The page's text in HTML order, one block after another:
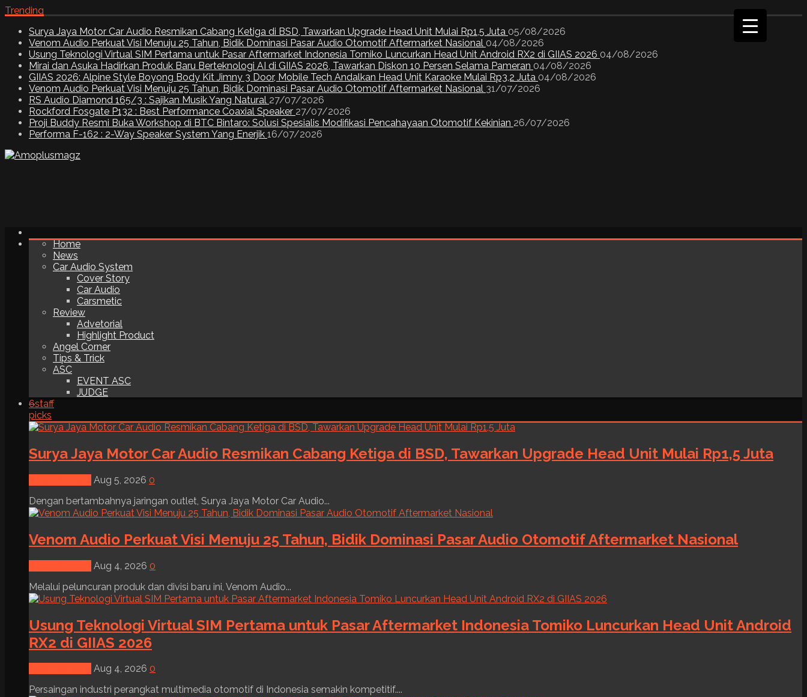
Trending
Surya Jaya Motor Car Audio Resmikan Cabang Ketiga di BSD, Tawarkan Upgrade Head Unit Mulai Rp1,5 Juta 05/08/2026
Venom Audio Perkuat Visi Menuju 25 Tahun, Bidik Dominasi Pasar Audio Otomotif Aftermarket Nasional 04/08/2026
Usung Teknologi Virtual SIM Pertama untuk Pasar Aftermarket Indonesia Tomiko Luncurkan Head Unit Android RX2 di GIIAS 2026 04/08/2026
Mirai dan Asuka Hadirkan Produk Baru Berteknologi AI di GIIAS 2026, Tawarkan Diskon 10 Persen Selama Pameran 04/08/2026
GIIAS 2026: Alpine Style Boyong Body Kit Jimny 3 Door, Mobile Tech Andalkan Head Unit Karaoke Mulai Rp3,2 Juta 04/08/2026
Venom Audio Perkuat Visi Menuju 25 Tahun, Bidik Dominasi Pasar Audio Otomotif Aftermarket Nasional 31/07/2026
RS Audio Diamond 165/3 : Sajikan Musik Yang Natural 27/07/2026
Rockford Fosgate P132 : Best Performance Coaxial Speaker 27/07/2026
Proji Buddy Resmi Buka Workshop di BTC Bintaro: Solusi Spesialis Modifikasi Pencahayaan Otomotif Kekinian 26/07/2026
Performa F-162 : 2-Way Speaker System Yang Enerjik 16/07/2026
Home
News
Car Audio System
Cover Story
Car Audio
Carsmetic
Review
Advetorial
Highlight Product
Angel Corner
Tips & Trick
ASC
EVENT ASC
JUDGE
6staff
picks
Surya Jaya Motor Car Audio Resmikan Cabang Ketiga di BSD, Tawarkan Upgrade Head Unit Mulai Rp1,5 Juta
Aug 5, 2026 0
Dengan bertambahnya jaringan outlet, Surya Jaya Motor Car Audio...
Venom Audio Perkuat Visi Menuju 25 Tahun, Bidik Dominasi Pasar Audio Otomotif Aftermarket Nasional
Aug 4, 2026 0
Melalui peluncuran produk dan divisi baru ini, Venom Audio...
Usung Teknologi Virtual SIM Pertama untuk Pasar Aftermarket Indonesia Tomiko Luncurkan Head Unit Android
RX2 di GIIAS 2026
Aug 4, 2026 0
Persaingan industri perangkat multimedia otomotif di Indonesia semakin kompetitif....